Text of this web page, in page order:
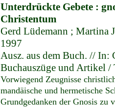
Unterdrückte Gebete :
Christentum
Gerd Lüdemann ; Martina
1997
Ausz. aus dem Buch. //
Buchauszüge und Artikel /
Vorwiegend Zeugnisse
mandäische und hermetische
Grundgedanken der Gnosis zu